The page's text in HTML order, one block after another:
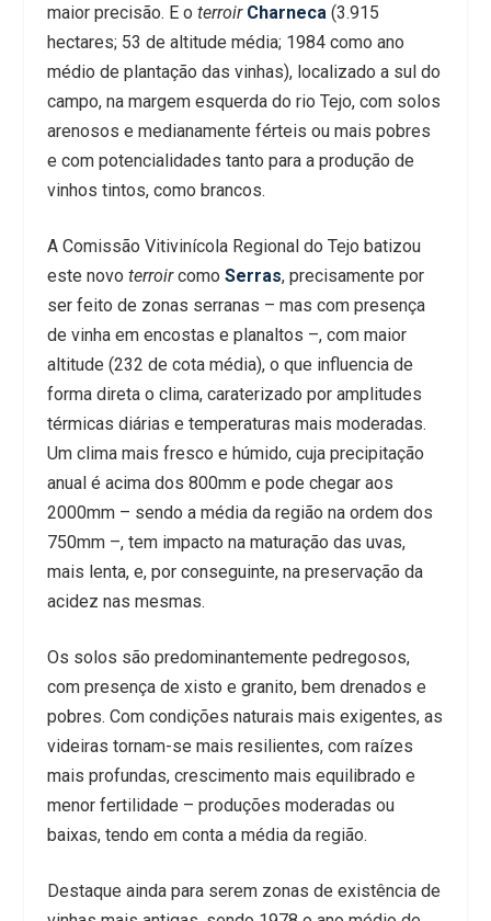
maior precisão. E o terroir Charneca (3.915
hectares; 53 de altitude média; 1984 como ano
médio de plantação das vinhas), localizado a sul do
campo, na margem esquerda do rio Tejo, com solos
arenosos e medianamente férteis ou mais pobres
e com potencialidades tanto para a produção de
vinhos tintos, como brancos.
A Comissão Vitivinícola Regional do Tejo batizou
este novo terroircomo Serras, precisamente por
ser feito de zonas serranas – mas com presença
de vinha em encostas e planaltos –, com maior
altitude (232 de cota média), o que influencia de
forma direta o clima, caraterizado por amplitudes
térmicas diárias e temperaturas mais moderadas.
Um clima mais fresco e húmido, cuja precipitação
anual é acima dos 800mm e pode chegar aos
2000mm – sendo a média da região na ordem dos
750mm –, tem impacto na maturação das uvas,
mais lenta, e, por conseguinte, na preservação da
acidez nas mesmas.
Os solos são predominantemente pedregosos,
com presença de xisto e granito, bem drenados e
pobres. Com condições naturais mais exigentes, as
videiras tornam-se mais resilientes, com raízes
mais profundas, crescimento mais equilibrado e
menor fertilidade – produções moderadas ou
baixas, tendo em conta a média da região.
Destaque ainda para serem zonas de existência de